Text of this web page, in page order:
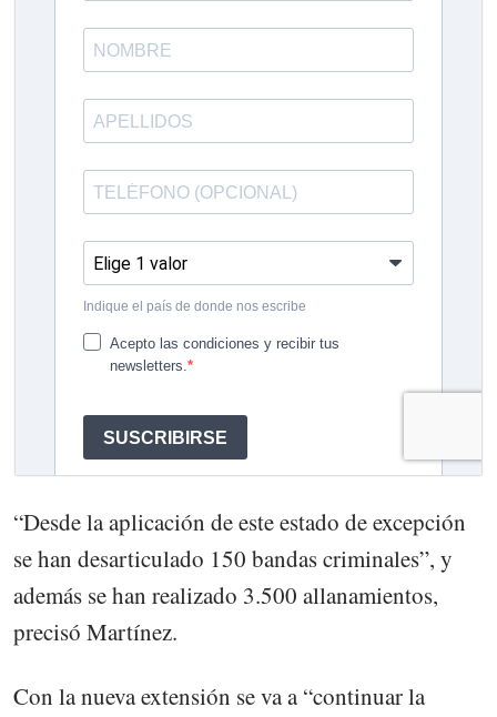
“Desde la aplicación de este estado de excepción
se han desarticulado 150 bandas criminales”, y
además se han realizado 3.500 allanamientos,
precisó Martínez.
Con la nueva extensión se va a “continuar la